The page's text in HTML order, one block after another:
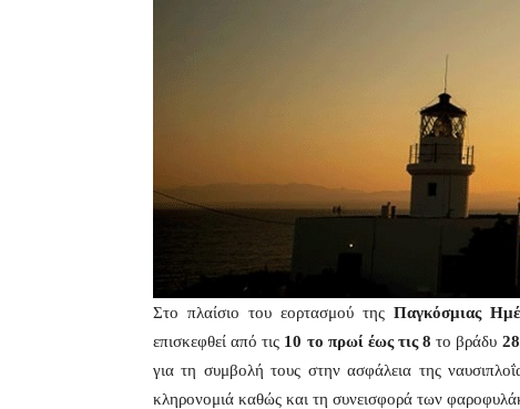
Στο πλαίσιο του εορτασμού της Παγκόσμιας
επισκεφθεί από τις 10 το πρωί έως τις 8 το βράδυ
για τη συμβολή τους στην ασφάλεια της
κληρονομιά καθώς και τη συνεισφορά των